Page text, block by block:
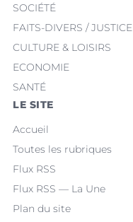
SOCIÉTÉ
FAITS-DIVERS / JUSTICE
CULTURE & LOISIRS
ECONOMIE
SANTÉ
LE SITE
Accueil
Toutes les rubriques
Flux RSS
Flux RSS — La Une
Plan du site